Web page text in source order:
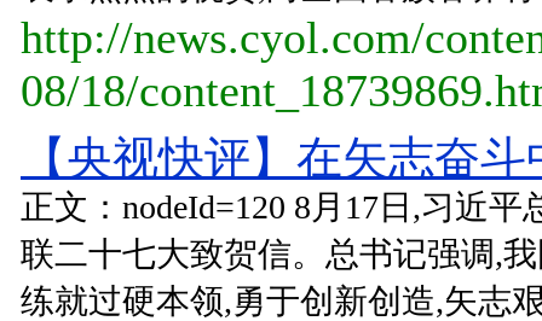
http://news.cyol.com/
08/18/
【央视快评】在矢志奋
正文：nodeId=120 8月17日,习近
联二十七大致贺信。总书记强调,
练就过硬本领,勇于创新创造,矢志